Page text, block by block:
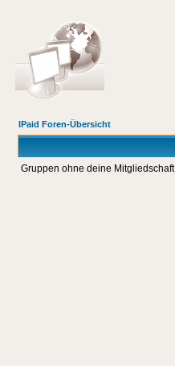
IPaid Foren-Übersicht
Gruppen ohne deine Mitgliedschaft